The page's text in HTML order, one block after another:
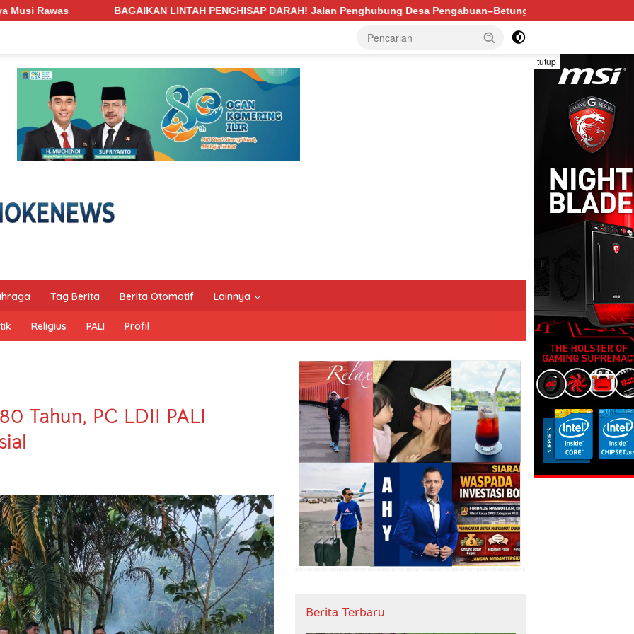
LINTAH PENGHISAP DARAH! Jalan Penghubung Desa Pengabuan–Betung PALI Hancur, Truk Batu Bara PT EPI Diduga Jadi
tutup
Tag Berita Berita Otomotif Lainnya
Religius PALI Profil
Tahun, PC LDII PALI
Berita Terbaru